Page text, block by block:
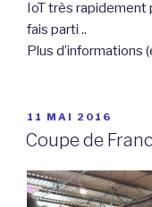
IoT très
fais parti ..
Plus d’informations
PUBLIÉ
LE
11 MAI 2016
Coupe de